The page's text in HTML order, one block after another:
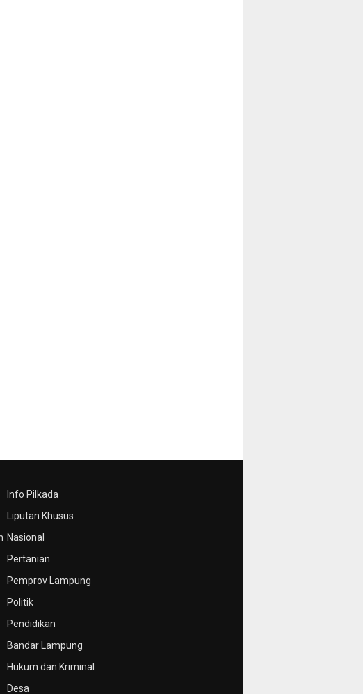
Info Pilkada
Liputan Khusus
Nasional
Pertanian
Pemprov Lampung
Politik
Pendidikan
Bandar Lampung
Hukum dan Kriminal
Desa